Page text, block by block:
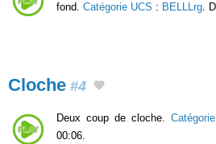
fond. Catégorie UCS : BELLLrg.
Cloche #4
Deux coup de cloche.
00:06.